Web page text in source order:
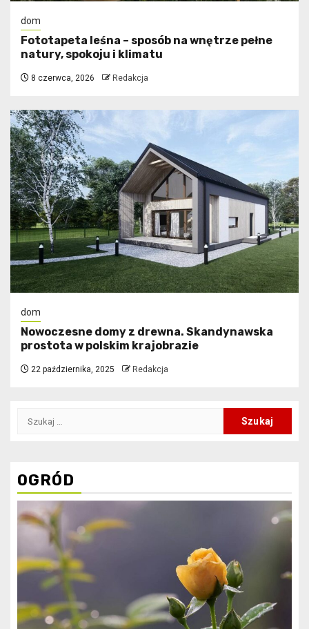
dom
​Fototapeta leśna – sposób na wnętrze pełne
natury, spokoju i klimatu
8 czerwca, 2026 Redakcja
dom
Nowoczesne domy z drewna. Skandynawska
prostota w polskim krajobrazie
22 października, 2025 Redakcja
Szukaj:
OGRÓD